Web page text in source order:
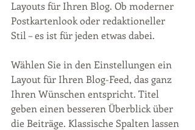
Layouts für Ihren Blog. Ob moderner
Postkartenlook oder redaktioneller
Stil – es ist für jeden etwas dabei.
Wählen Sie in den Einstellungen ein
Layout für Ihren Blog-Feed, das ganz
Ihren Wünschen entspricht. Titel
geben einen besseren Überblick über
die Beiträge. Klassische Spalten lassen